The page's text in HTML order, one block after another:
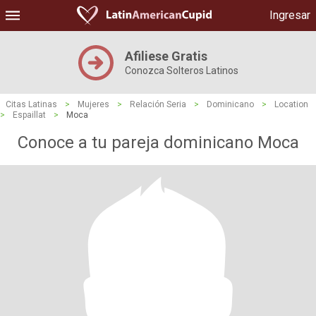
Ingresar
Afiliese Gratis
Conozca Solteros Latinos
Citas Latinas > Mujeres > Relación Seria > Dominicano >
Location
>
Espaillat > Moca
Conoce a tu pareja dominicano Moca